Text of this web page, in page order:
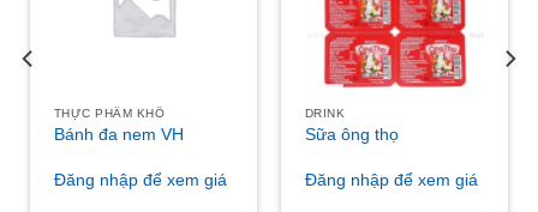
THỰC PHẨM KHÔ
Bánh đa nem VH
Đăng nhập để xem giá
DRINK
Sữa ông thọ
Đăng nhập để xem giá